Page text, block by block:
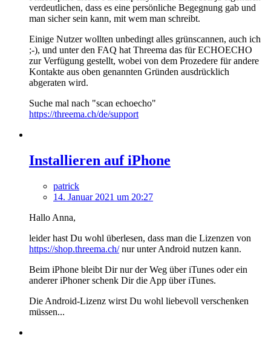
verdeutlichen, dass es eine persönliche Begegnung gab und
man sicher sein kann, mit wem man schreibt.
Einige Nutzer wollten unbedingt alles grünscannen, auch ich
;-), und unter den FAQ hat Threema das für ECHOECHO
zur Verfügung gestellt, wobei von dem Prozedere für andere
Kontakte aus oben genannten Gründen ausdrücklich
abgeraten wird.
Suche mal nach "scan echoecho"
https://threema.ch/de/support
Installieren auf iPhone
patrick
14. Januar 2021 um 20:27
Hallo Anna,
leider hast Du wohl überlesen, dass man die Lizenzen von
https://shop.threema.ch/nur unter Android nutzen kann.
Beim iPhone bleibt Dir nur der Weg über iTunes oder ein
anderer iPhoner schenk Dir die App über iTunes.
Die Android-Lizenz wirst Du wohl liebevoll verschenken
müssen...